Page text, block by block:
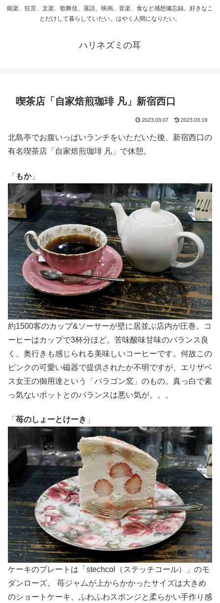
能楽、狂言、文楽、歌舞伎、落語、映画、音楽、食など感想備忘録。好きなこ
とだけして暮らしていたい。はやく人間になりたい。
ハリネズミの耳
喫茶店「自家焙煎珈琲 凡」新宿西口
2023.03.07 2023.03.19
北島亭でお腹いっぱいランチをいただいた後、新宿西口の
有名喫茶店「自家焙煎珈琲 凡」で休憩。
「 もか」
約1500客のカップ&ソーサーが壁に居並ぶ店内が圧巻。コ
ーヒーはカップで3杯分ほど。苦味酸味甘味のバランス良
く、奥行きも感じられる美味しいコーヒーです。何故この
ピンクの可愛い磁器で提供されたか不明ですが、エリザベ
ス女王の御用達という「パラゴン窯」のもの。真っ白で素
っ気ないポットとのバランスは悪い気が。。。
「 苺のしょーとけーき 」
ケーキのプレートは「stechcol（ステッチコール）」のモ
ダンローズ。 苺ジャムが上からかかったサイズは大きめ
のショートケーキ、ふわふわスポンジと柔らかい手作り感